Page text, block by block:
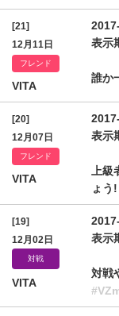
[21]
12月11日
フレンド
VITA
表示
誰か
[20]
12月07日
フレンド
VITA
表示
上
ょう!
[19]
12月02日
対戦
VITA
表示
対戦